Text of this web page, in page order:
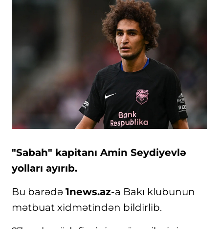
"Sabah" kapitanı Amin Seydiyevlə
yolları ayırıb.
Bu barədə 1news.az-a Bakı klubunun
mətbuat xidmətindən bildirlib.